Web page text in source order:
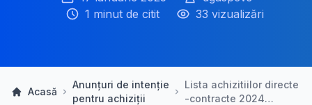
1 minut de citit
33 vizualizări
Acasă
Anunțuri de intenție
pentru achiziții
Lista achizitiilor directe
-contracte 2024…